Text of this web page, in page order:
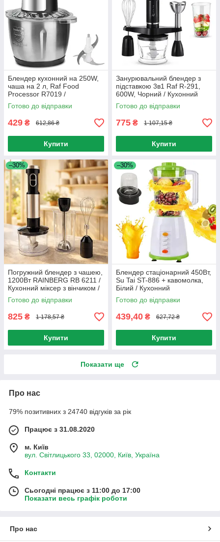
Блендер кухонний на 250W,
чаша на 2 л, Raf Food
Processor R7019 /
Подрібнювач
багатофункціональний
Готово до відправки
429 ₴ 612,86 ₴
Купити
Занурювальний блендер з
підставкою 3в1 Raf R-291,
600W, Чорний / Кухонний
ручний блендер подрібнювач
з чашею / Міксер
Готово до відправки
775 ₴ 1 107,15 ₴
Купити
–30%
Погружний блендер з чашею,
1200Вт RAINBERG RB 6211 /
Кухонний міксер з вінчиком /
Блендер подрібнювач
Готово до відправки
825 ₴ 1 178,57 ₴
Купити
–30%
Блендер стаціонарний 450Вт,
Su Tai ST-886 + кавомолка,
Білий / Кухонний
подрібнювач із чашею від
мережі
Готово до відправки
439,40 ₴ 627,72 ₴
Купити
Показати ще
Про нас
79% позитивних з 24740 відгуків за рік
Працює з 31.08.2020
м. Київ
вул. Світлицького 33, 02000, Київ, Україна
Контакти
Сьогодні працює з 11:00 до 17:00
Показати весь графік роботи
Про нас